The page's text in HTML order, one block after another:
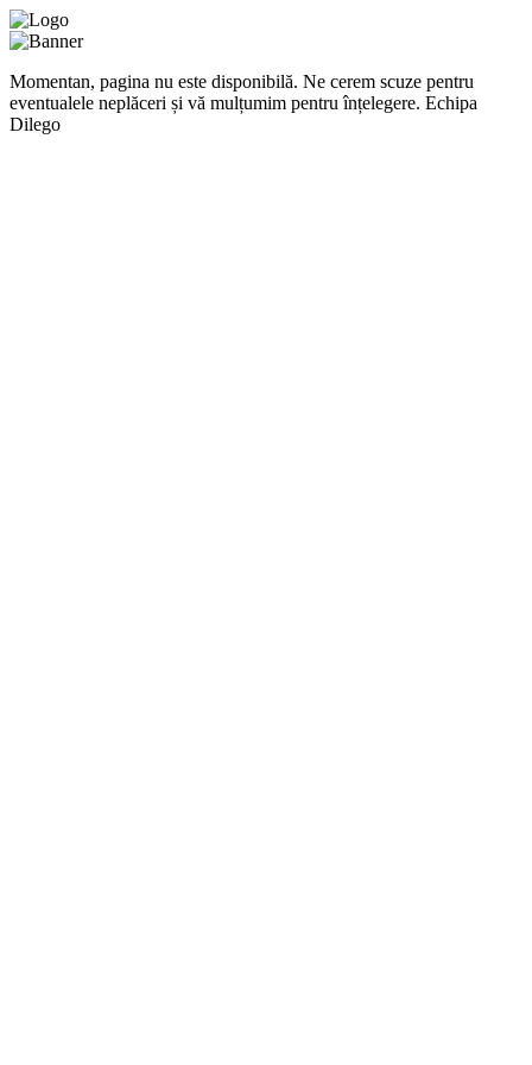
Momentan, pagina nu este disponibilă. Ne cerem scuze pentru
eventualele neplăceri și vă mulțumim pentru înțelegere. Echipa
Dilego